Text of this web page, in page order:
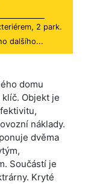
2 park.
dalšího...
domu
Objekt je
náklady.
dvěma
Součástí je
Kryté